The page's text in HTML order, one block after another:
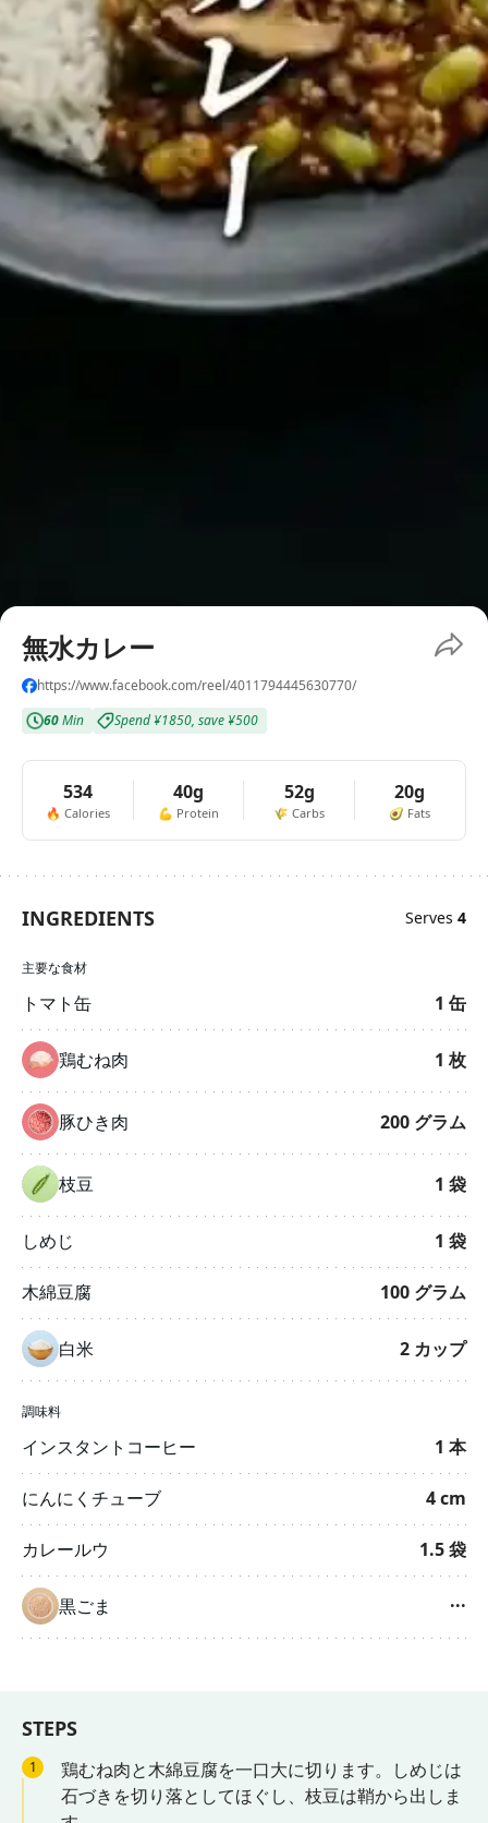
無水カレー
https://www.facebook.com/reel/4011794445630770/
60Min Spend¥1850, save¥500
534
🔥 Calories
40g
💪 Protein
52g
🌾 Carbs
20g
🥑 Fats
INGREDIENTS Serves 4
主要な食材
トマト缶 1 缶
鶏むね肉 1 枚
豚ひき肉 200 グラム
枝豆 1 袋
しめじ 1 袋
木綿豆腐 100 グラム
白米 2 カップ
調味料
インスタントコーヒー 1 本
にんにくチューブ 4cm
カレールウ 1.5袋
黒ごま ···
STEPS
1
鶏むね肉と木綿豆腐を一口大に切ります。しめじは
石づきを切り落としてほぐし、枝豆は鞘から出しま